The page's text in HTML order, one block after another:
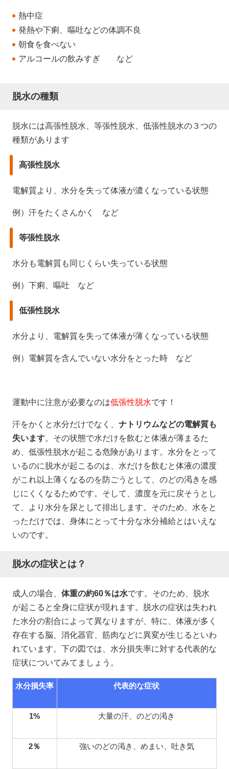
熱中症
発熱や下痢、嘔吐などの体調不良
朝食を食べない
アルコールの飲みすぎ など
脱水の種類
脱水には高張性脱水、等張性脱水、低張性脱水の３つの
種類があります
高張性脱水
電解質より、水分を失って体液が濃くなっている状態
例）汗をたくさんかく など
等張性脱水
水分も電解質も同じくらい失っている状態
例）下痢、嘔吐 など
低張性脱水
水分より、電解質を失って体液が薄くなっている状態
例）電解質を含んでいない水分をとった時 など
運動中に注意が必要なのは低張性脱水です！
汗をかくと水分だけでなく、 ナトリウムなどの電解質も
失います。その状態で水だけを飲むと体液が薄まるた
め、低張性脱水が起こる危険があります。水分をとって
いるのに脱水が起こるのは、水だけを飲むと体液の濃度
がこれ以上薄くなるのを防ごうとして、のどの渇きを感
じにくくなるためです。そして、濃度を元に戻そうとし
て、より水分を尿として排出します。そのため、水をと
っただけでは、身体にとって十分な水分補給とはいえな
いのです。
脱水の症状とは？
成人の場合、 体重の約60％は水です。そのため、脱水
が起こると全身に症状が現れます。脱水の症状は失われ
た水分の割合によって異なりますが、特に、体液が多く
存在する脳、消化器官、筋肉などに異変が生じるといわ
れています。下の図では、水分損失率に対する代表的な
症状についてみてましょう。
水分損失率 代表的な症状
1% 大量の汗、のどの渇き
2％ 強いのどの渇き、めまい、吐き気